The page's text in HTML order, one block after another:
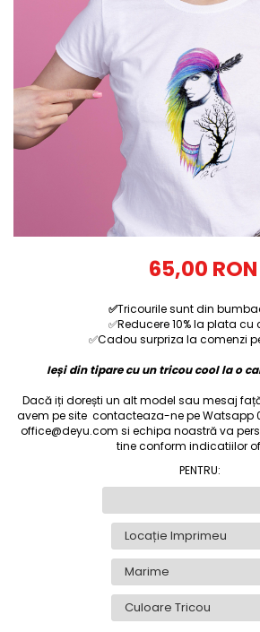
Tricouri Diverse
Tricouri Azi esti Tanar si maine...
Tricouri Motivationale
Tricouri Mamici
Tricouri Pensionari
Tricouri Animalute
Tricouri Gameri
Tricouri Mesaje Virale
Tricouri Zicale Romanesti
65,00 RON
✅Tricourile sunt din
✅Reducere 10% la plata cu
✅Cadou surpriza la comenzi
Ieși din tipare cu un tricou cool la o
Dacă iți dorești un alt model sau mesaj
avem pe site contacteaza-ne pe Watsapp
office@deyu.com si echipa noastră va
tine conform indicatiilor
PENTRU: